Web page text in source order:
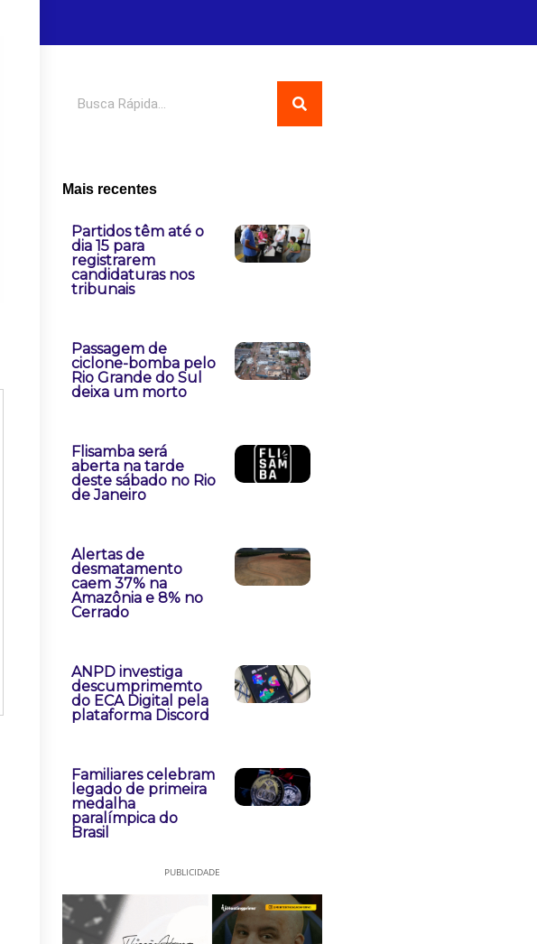
Mais recentes
Partidos têm até o
dia 15 para
registrarem
candidaturas nos
tribunais
Passagem de
ciclone-bomba pelo
Rio Grande do Sul
deixa um morto
Flisamba será
aberta na tarde
deste sábado no Rio
de Janeiro
Alertas de
desmatamento
caem 37% na
Amazônia e 8% no
Cerrado
ANPD investiga
descumprimemto
do ECA Digital pela
plataforma Discord
Familiares celebram
legado de primeira
medalha
paralímpica do
Brasil
PUBLICIDADE